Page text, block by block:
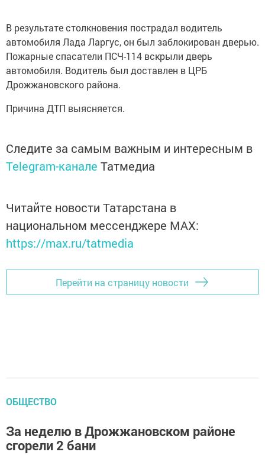
В результате столкновения пострадал водитель
автомобиля Лада Ларгус, он был заблокирован дверью.
Пожарные спасатели ПСЧ-114 вскрыли дверь
автомобиля. Водитель был доставлен в ЦРБ
Дрожжановского района.
Причина ДТП выясняется.
Следите за самым важным и интересным в
Telegram-канале Татмедиа
Читайте новости Татарстана в
национальном мессенджере MАХ:
https://max.ru/tatmedia
Перейти на страницу новости
ОБЩЕСТВО
За неделю в Дрожжановском районе
сгорели 2 бани